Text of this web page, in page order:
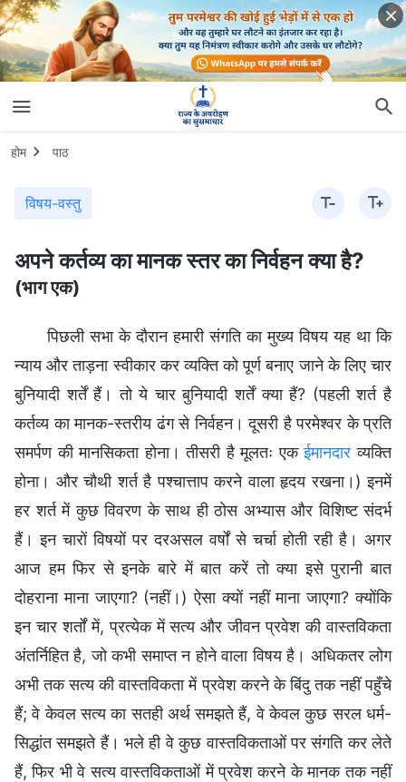
होम पाठ
विषय-वस्तु
अपने कर्तव्‍य का मानक स्तर का निर्वहन क्‍या है?
(भाग एक)
पिछली सभा के दौरान हमारी संगति का मुख्य विषय यह था कि
न्याय और ताड़ना स्वीकार कर व्यक्ति को पूर्ण बनाए जाने के लिए चार
बुनियादी शर्तें हैं। तो ये चार बुनियादी शर्तें क्या हैं? (पहली शर्त है
कर्तव्य का मानक-स्तरीय ढंग से निर्वहन। दूसरी है परमेश्वर के प्रति
समर्पण की मानसिकता होना। तीसरी है मूलतः एकईमानदार व्यक्ति
होना। और चौथी शर्त है पश्चात्ताप करने वाला हृदय रखना।) इनमें
हर शर्त में कुछ विवरण के साथ ही ठोस अभ्यास और विशिष्ट संदर्भ
हैं। इन चारों विषयों पर दरअसल वर्षों से चर्चा होती रही है। अगर
आज हम फिर से इनके बारे में बात करें तो क्या इसे पुरानी बात
दोहराना माना जाएगा? (नहीं।) ऐसा क्यों नहीं माना जाएगा? क्योंकि
इन चार शर्तों में, प्रत्येक में सत्य और जीवन प्रवेश की वास्तविकता
अंतर्निहित है, जो कभी समाप्त न होने वाला विषय है। अधिकतर लोग
अभी तक सत्य की वास्तविकता में प्रवेश करने के बिंदु तक नहीं पहुँचे
हैं; वे केवल सत्य का सतही अर्थ समझते हैं, वे केवल कुछ सरल धर्म-
सिद्धांत समझते हैं। भले ही वे कुछ वास्तविकताओं पर संगति कर लेते
हैं, फिर भी वे सत्य वास्तविकताओं में प्रवेश करने के मानक तक नहीं